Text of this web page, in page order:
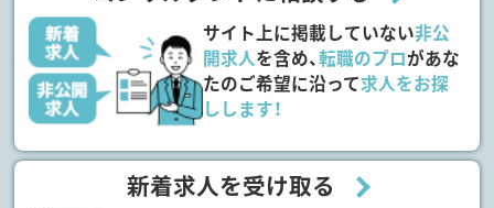
サイト上に掲載していない非公
開求人を含め、転職のプロがあな
たのご希望に沿って求人をお探
しします！
新着求人を受け取る